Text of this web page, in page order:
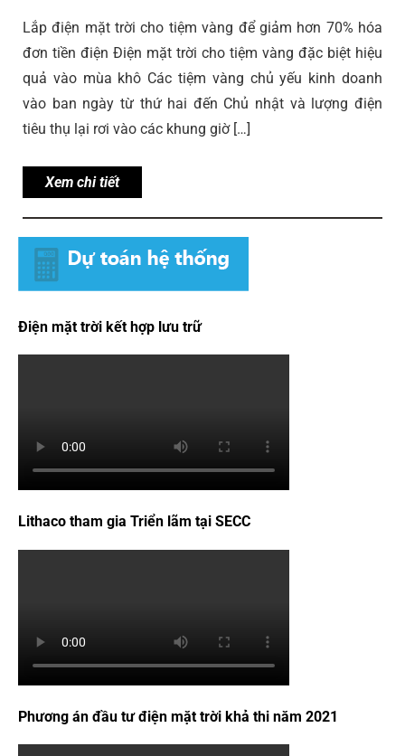
Lắp điện mặt trời cho tiệm vàng để giảm hơn 70% hóa
đơn tiền điện Điện mặt trời cho tiệm vàng đặc biệt hiệu
quả vào mùa khô Các tiệm vàng chủ yếu kinh doanh
vào ban ngày từ thứ hai đến Chủ nhật và lượng điện
tiêu thụ lại rơi vào các khung giờ […]
Xem chi tiết
Điện mặt trời kết hợp lưu trữ
Lithaco tham gia Triển lãm tại SECC
Phương án đầu tư điện mặt trời khả thi năm 2021